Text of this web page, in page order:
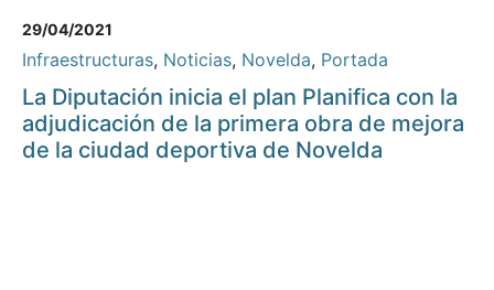
29/04/2021
Infraestructuras, Noticias, Novelda, Portada
La Diputación inicia el plan Planifica con la
adjudicación de la primera obra de mejora
de la ciudad deportiva de Novelda